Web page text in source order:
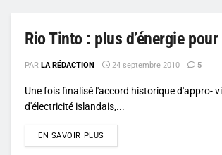
Rio Tinto : plus d’énergie
PAR LA RÉDACTION 24 septembre 2010 5
Une fois finalisé l'accord historique d'appro-
d'électricité islandais,...
EN SAVOIR PLUS